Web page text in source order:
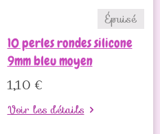
Épuisé
10 perles rondes silicone
9mm bleu moyen
1,10 €
Voir les détails